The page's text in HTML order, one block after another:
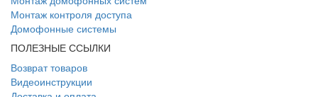
Монтаж контроля доступа
Домофонные системы
ПОЛЕЗНЫЕ ССЫЛКИ
Возврат товаров
Видеоинструкции